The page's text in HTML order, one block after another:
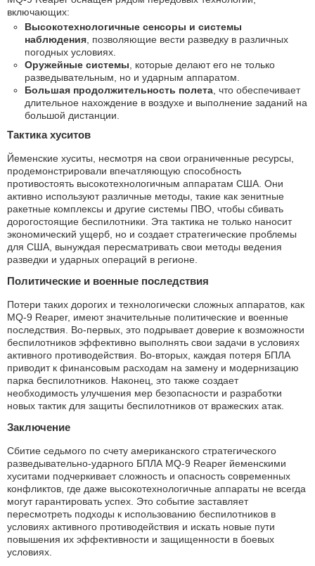
включающих:
Высокотехнологичные сенсоры и системы
наблюдения, позволяющие вести разведку в различных
погодных условиях.
Оружейные системы, которые делают его не только
разведывательным, но и ударным аппаратом.
Большая продолжительность полета, что обеспечивает
длительное нахождение в воздухе и выполнение заданий на
большой дистанции.
Тактика хуситов
Йеменские хуситы, несмотря на свои ограниченные ресурсы,
продемонстрировали впечатляющую способность
противостоять высокотехнологичным аппаратам США. Они
активно используют различные методы, такие как зенитные
ракетные комплексы и другие системы ПВО, чтобы сбивать
дорогостоящие беспилотники. Эта тактика не только наносит
экономический ущерб, но и создает стратегические проблемы
для США, вынуждая пересматривать свои методы ведения
разведки и ударных операций в регионе.
Политические и военные последствия
Потери таких дорогих и технологически сложных аппаратов, как
MQ-9 Reaper, имеют значительные политические и военные
последствия. Во-первых, это подрывает доверие к возможности
беспилотников эффективно выполнять свои задачи в условиях
активного противодействия. Во-вторых, каждая потеря БПЛА
приводит к финансовым расходам на замену и модернизацию
парка беспилотников. Наконец, это также создает
необходимость улучшения мер безопасности и разработки
новых тактик для защиты беспилотников от вражеских атак.
Заключение
Сбитие седьмого по счету американского стратегического
разведывательно-ударного БПЛА MQ-9 Reaper йеменскими
хуситами подчеркивает сложность и опасность современных
конфликтов, где даже высокотехнологичные аппараты не всегда
могут гарантировать успех. Это событие заставляет
пересмотреть подходы к использованию беспилотников в
условиях активного противодействия и искать новые пути
повышения их эффективности и защищенности в боевых
условиях.